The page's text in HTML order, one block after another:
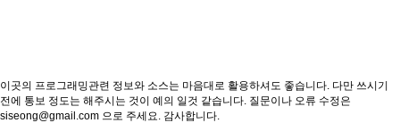
이곳의 프로그래밍관련 정보와 소스는 마음대로 활용하셔도 좋습니다. 다만 쓰시기
전에 통보 정도는 해주시는 것이 예의 일것 같습니다. 질문이나 오류 수정은
siseong@gmail.com 으로 주세요. 감사합니다.